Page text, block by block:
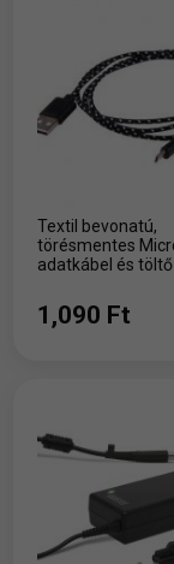
Textil bevonatú,
törésmentes
adatkábel és
1,090 Ft